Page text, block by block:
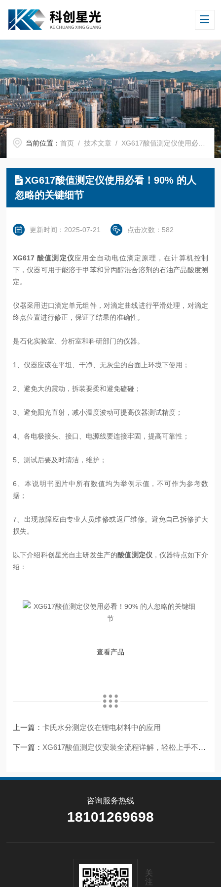
当前位置：首页 /技术文章 / XG617酸值测定仪使用必看！90% 的人忽略的关键细节
XG617酸值测定仪使用必看！90% 的人
忽略的关键细节
更新时间：2025-07-21 点击次数：582
XG617 酸值测定仪应用全自动电位滴定原理，在计算机控制
下，仪器可用于能溶于甲苯和异丙醇混合溶剂的石油产品酸度测
定。
仪器采用进口滴定单元组件，对滴定曲线进行平滑处理，对滴定
终点位置进行修正，保证了结果的准确性。
是石化实验室、分析室和科研部门的仪器。
1、仪器应该在平坦、干净、无灰尘的台面上环境下使用；
2、避免大的震动，拆装要柔和避免磕碰；
3、避免阳光直射，减小温度波动可提高仪器测试精度；
4、各电极接头、接口、电源线要连接牢固，提高可靠性；
5、测试后要及时清洁，维护；
6、本说明书图片中所有数值均为举例示值，不可作为参考数
据；
7、出现故障应由专业人员维修或返厂维修。避免自己拆修扩大
损失。
以下介绍科创星光自主研发生产的酸值测定仪，仪器特点如下介
绍：
查看产品
上一篇：卡氏水分测定仪在锂电材料中的应用
下一篇： XG617酸值测定仪安装全流程详解，轻松上手不出错
咨询服务热线
18101269698
关
注